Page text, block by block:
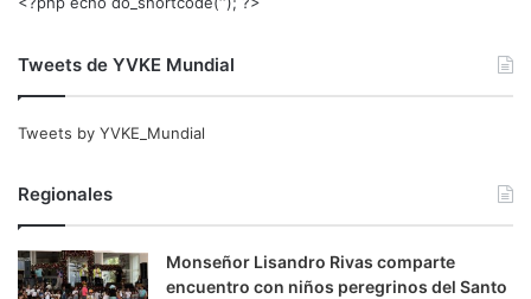
Tweets de YVKE Mundial
Tweets by YVKE_Mundial
Regionales
Monseñor Lisandro Rivas comparte
encuentro con niños peregrinos del Santo